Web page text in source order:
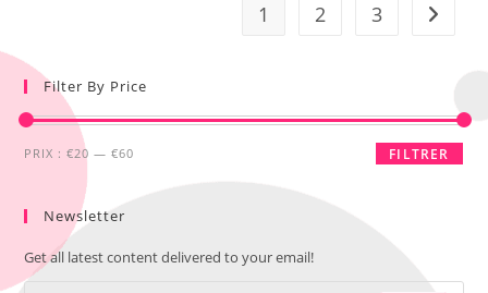
1 2 3
Filter By Price
FILTRER
PRIX :€20 —€60
Newsletter
Get all latest content delivered to your email!